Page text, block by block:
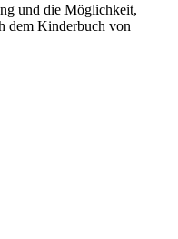
und die Möglichkeit,
dem Kinderbuch von